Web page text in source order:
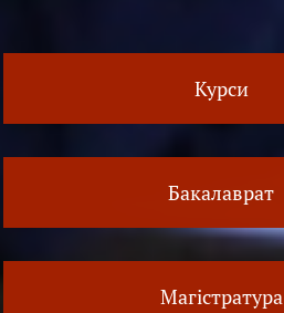
Курси
Бакалаврат
Магістратура